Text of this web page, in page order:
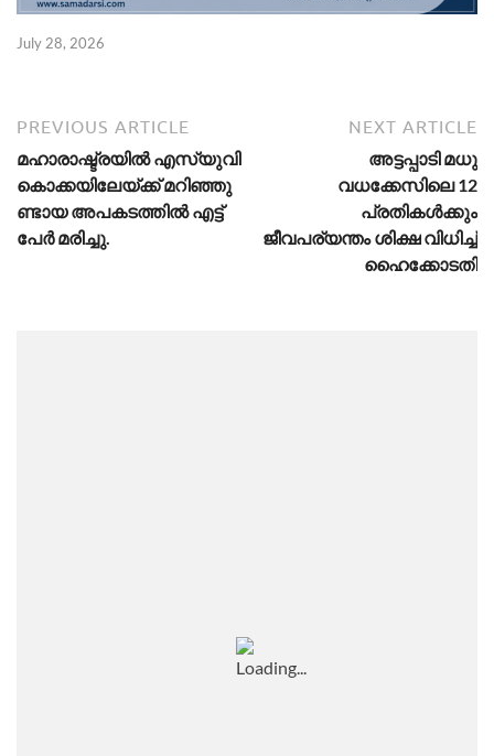
July 28, 2026
PREVIOUS ARTICLE
മ​ഹാ​രാ​ഷ്ട്ര​യി​ൽ എ​സ്‌​യു​വി
കൊ​ക്ക​യി​ലേ​യ്ക്ക് മ​റി​ഞ്ഞു​
ണ്ടാ​യ അ​പ​ക​ട​ത്തി​ൽ എ​ട്ട്
പേ​ർ മ​രി​ച്ചു.
NEXT ARTICLE
അട്ടപ്പാടി മധു
വധക്കേസിലെ 12
പ്രതികള്‍ക്കും
ജീവപര്യന്തം ശിക്ഷ വിധിച്ച്
ഹൈക്കോടതി